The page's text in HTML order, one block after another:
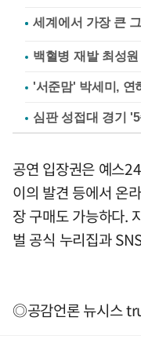
백혈병 재발 최성
'서준맘' 박세미, 연
심판 성접대 경기
공연 입장권은 예스
이의 발견 등에서 온
장 구매도 가능하다.
벌 공식 누리집과
◎공감언론 뉴시스